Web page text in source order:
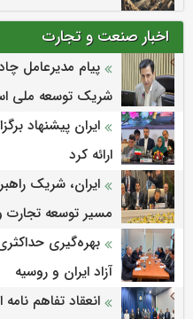
اخبار صنعت و تجارت
پیام مدیرعامل
شریک توسعه ملی
ایران پیشنهاد
ارائه کرد
ایران، شریک
مسیر توسعه تجارت
بهره‌گیری
آزاد ایران و روسیه
انعقاد تفاهم